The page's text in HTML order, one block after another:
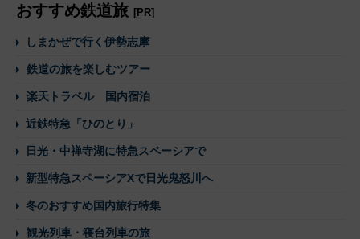
おすすめ鉄道旅 [PR]
しまかぜで行く伊勢志摩
鉄道の旅を楽しむツアー
楽天トラベル 国内宿泊
近鉄特急「ひのとり」
日光・中禅寺湖に特急スペーシアで
新型特急スペーシアXで日光鬼怒川へ
冬のおすすめ国内旅行特集
観光列車・寝台列車の旅